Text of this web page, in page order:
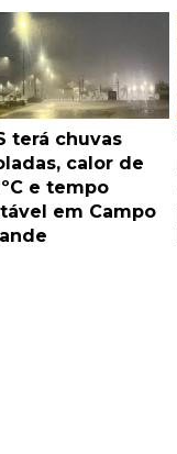
terá chuvas
calor de
e tempo
em Campo